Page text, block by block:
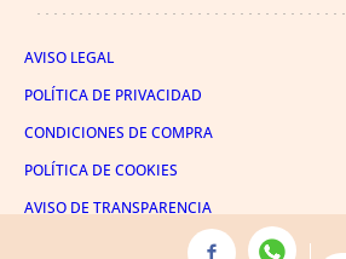
AVISO LEGAL
POLÍTICA DE PRIVACIDAD
CONDICIONES DE COMPRA
POLÍTICA DE COOKIES
AVISO DE TRANSPARENCIA
ADMINISTRACIÓN UTIQ